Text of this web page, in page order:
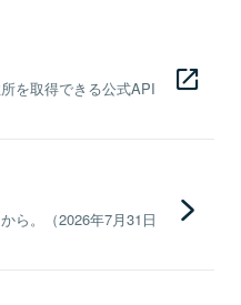
を取得できる公式API
ら。（2026年7月31日